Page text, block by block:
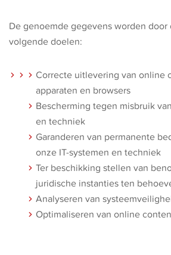
De genoemde gegevens worden
volgende doelen:
Correcte uitlevering van online
apparaten en browsers
Bescherming tegen misbruik
en techniek
Garanderen van permanente
onze IT-systemen en techniek
Ter beschikking stellen van
juridische instanties ten
Analyseren van
Optimaliseren van online